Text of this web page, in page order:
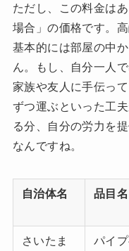
ただし、この料金は
場合」の価格です。
基本的には部屋の中
ん。もし、自分一人
家族や友人に手伝っ
ずつ運ぶといった工
る分、自分の労力を
なんですね。
自治体名 品目名
さいたま
パイ